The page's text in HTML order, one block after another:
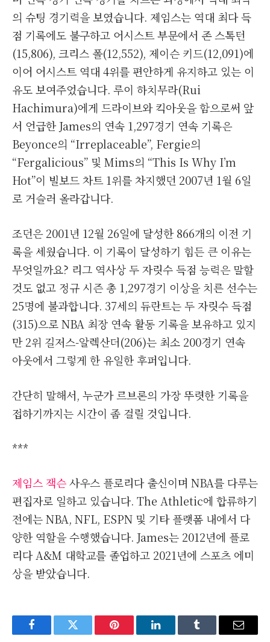
의 슈팅 경기력을 보였습니다. 제임스는 역대 최다 득
점 기록에도 불구하고 어시스트 부문에서 존 스톡턴
(15,806), 크리스 폴(12,552), 제이슨 키드(12,091)에
이어 어시스트 역대 4위를 편안하게 유지하고 있는 이
유도 보여주었습니다. 루이 하치무라(Rui
Hachimura)에게 드라이브와 킥아웃을 함으로써 앞
서 언급한 James의 연속 1,297경기 연속 기록은
Beyonce의 “Irreplaceable”, Fergie의
“Fergalicious” 및 Mims의 “This Is Why I’m
Hot”이 빌보드 차트 1위를 차지했던 2007년 1월 6일
로 거슬러 올라갑니다.
조던은 2001년 12월 26일에 달성한 866개의 이전 기
록을 세웠습니다. 이 기록이 달성하기 힘든 큰 이유는
무엇일까요? 리그 역사상 두 자릿수 득점 능력은 말할
것도 없고 정규 시즌 총 1,297경기 이상을 치른 선수는
25명에 불과합니다. 37세의 듀란트는 두 자릿수 득점
(315)으로 NBA 최장 연속 활동 기록을 보유하고 있지
만 2위 길저스-알렉산더(206)는 최소 200경기 연속
아웃에서 그렇게 한 유일한 후퍼입니다.
간단히 말해서, 누군가 르브론의 가장 뚜렷한 기록을
접하기까지는 시간이 좀 걸릴 것입니다.
***
제임스 잭슨사우스 플로리다 출신이며 NBA를 다루는
편집자로 일하고 있습니다. The Athletic에 합류하기
전에는 NBA, NFL, ESPN 및 기타 플랫폼 내에서 다
양한 역할을 수행했습니다. James는 2012년에 플로
리다 A&M 대학교를 졸업하고 2021년에 스포츠 에미
상을 받았습니다.
FacebookTwitter Pinterest LinkedInTumblr Email